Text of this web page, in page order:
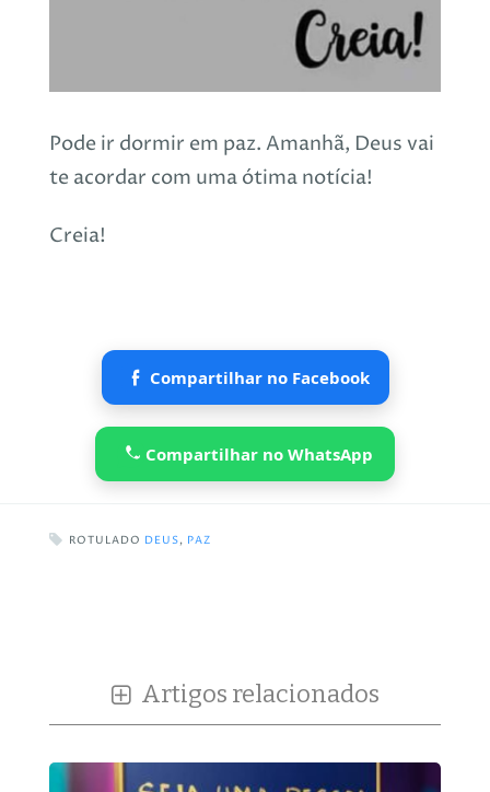
Pode ir dormir em paz. Amanhã, Deus vai
te acordar com uma ótima notícia!
Creia!
Compartilhar no Facebook
Compartilhar no WhatsApp
ROTULADO DEUS, PAZ
Artigos relacionados